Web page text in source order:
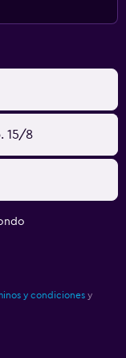
15/8
y condiciones y